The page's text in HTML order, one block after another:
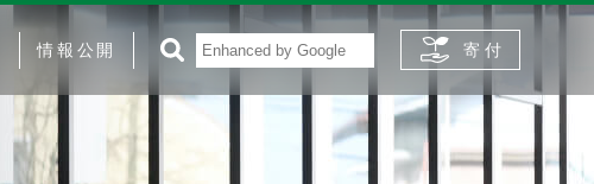
情報公開 寄 付